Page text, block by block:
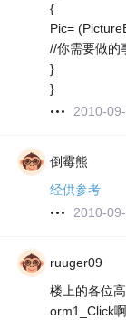
{
Pic=
//你需要做的
}
}
2010-
倒霉熊
经供参考
2010-
ruuger09
楼上的各位
orm1_Click